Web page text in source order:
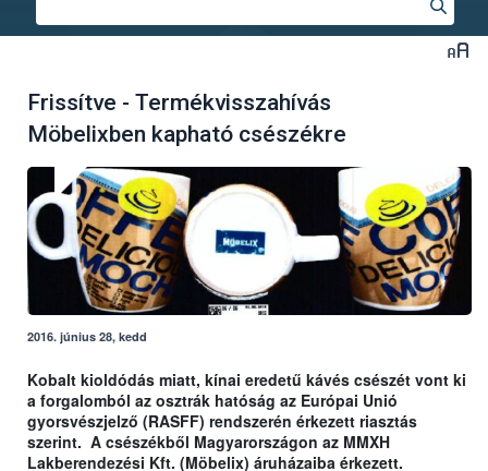
Frissítve - Termékvisszahívás
Möbelixben kapható csészékre
2016. június 28, kedd
Kobalt kioldódás miatt, kínai eredetű kávés csészét vont ki
a forgalomból az osztrák hatóság az Európai Unió
gyorsvészjelző (RASFF) rendszerén érkezett riasztás
szerint. A csészékből Magyarországon az MMXH
Lakberendezési Kft. (Möbelix) áruházaiba érkezett.